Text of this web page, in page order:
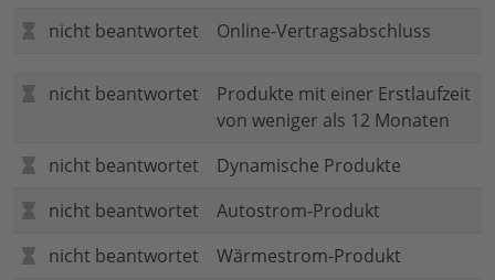
nicht beantwortet
Online-Vertragsabschluss
nicht beantwortet
Produkte mit einer Erstlaufzeit
von weniger als 12 Monaten
nicht beantwortet
Dynamische Produkte
nicht beantwortet
Autostrom-Produkt
nicht beantwortet
Wärmestrom-Produkt